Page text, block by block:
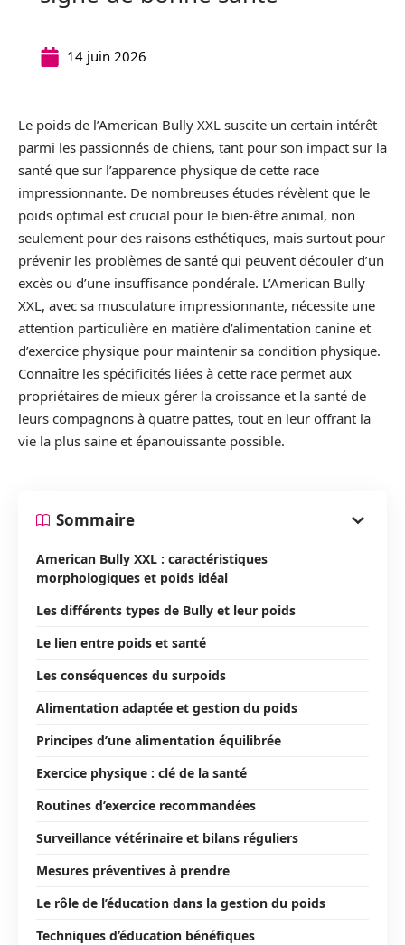
14 juin 2026
Le poids de l’American Bully XXL suscite un certain intérêt
parmi les passionnés de chiens, tant pour son impact sur la
santé que sur l’apparence physique de cette race
impressionnante. De nombreuses études révèlent que le
poids optimal est crucial pour le bien-être animal, non
seulement pour des raisons esthétiques, mais surtout pour
prévenir les problèmes de santé qui peuvent découler d’un
excès ou d’une insuffisance pondérale. L’American Bully
XXL, avec sa musculature impressionnante, nécessite une
attention particulière en matière d’alimentation canine et
d’exercice physique pour maintenir sa condition physique.
Connaître les spécificités liées à cette race permet aux
propriétaires de mieux gérer la croissance et la santé de
leurs compagnons à quatre pattes, tout en leur offrant la
vie la plus saine et épanouissante possible.
Sommaire
American Bully XXL : caractéristiques
morphologiques et poids idéal
Les différents types de Bully et leur poids
Le lien entre poids et santé
Les conséquences du surpoids
Alimentation adaptée et gestion du poids
Principes d’une alimentation équilibrée
Exercice physique : clé de la santé
Routines d’exercice recommandées
Surveillance vétérinaire et bilans réguliers
Mesures préventives à prendre
Le rôle de l’éducation dans la gestion du poids
Techniques d’éducation bénéfiques